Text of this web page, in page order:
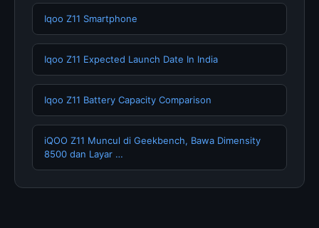
Iqoo Z11 Smartphone
Iqoo Z11 Expected Launch Date In India
Iqoo Z11 Battery Capacity Comparison
iQOO Z11 Muncul di Geekbench, Bawa Dimensity
8500 dan Layar …